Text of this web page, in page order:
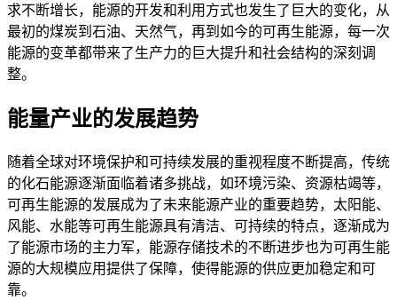
求不断增长，能源的开发和利用方式也发生了巨大的变化，从
最初的煤炭到石油、天然气，再到如今的可再生能源，每一次
能源的变革都带来了生产力的巨大提升和社会结构的深刻调
整。
能量产业的发展趋势
随着全球对环境保护和可持续发展的重视程度不断提高，传统
的化石能源逐渐面临着诸多挑战，如环境污染、资源枯竭等，
可再生能源的发展成为了未来能源产业的重要趋势，太阳能、
风能、水能等可再生能源具有清洁、可持续的特点，逐渐成为
了能源市场的主力军，能源存储技术的不断进步也为可再生能
源的大规模应用提供了保障，使得能源的供应更加稳定和可
靠。